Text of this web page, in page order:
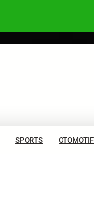
SPORTS OTOMOTIF